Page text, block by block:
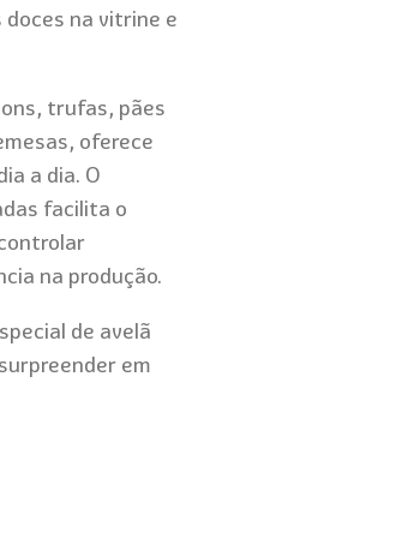
na vitrine e
trufas, pães
oferece
a dia. O
facilita o
na produção.
de avelã
em